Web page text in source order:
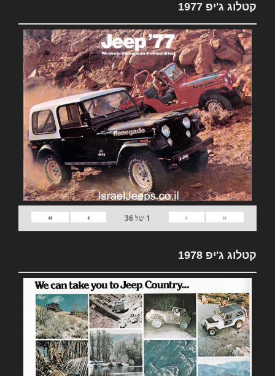
קטלוג ג'יפ 1977
«
‹
1 של36
›
»
קטלוג ג'יפ 1978